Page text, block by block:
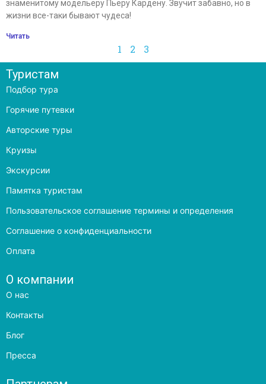
знаменитому модельеру Пьеру Кардену. Звучит забавно, но в
жизни все-таки бывают чудеса!
Читать
1 2 3
Туристам
Подбор тура
Горячие путевки
Авторские туры
Круизы
Экскурсии
Памятка туристам
Пользовательское соглашение термины и определения
Соглашение о конфиденциальности
Оплата
О компании
О нас
Контакты
Блог
Пресса